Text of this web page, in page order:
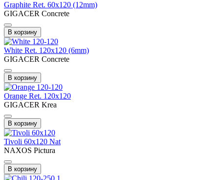
Graphite Ret. 60x120 (12mm)
GIGACER Concrete
В корзину
White Ret. 120x120 (6mm)
GIGACER Concrete
В корзину
Orange Ret. 120x120
GIGACER Krea
В корзину
Tivoli 60x120 Nat
NAXOS Pictura
В корзину